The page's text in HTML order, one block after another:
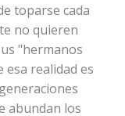
toparse cada
no quieren
"hermanos
esa realidad es
abundan los